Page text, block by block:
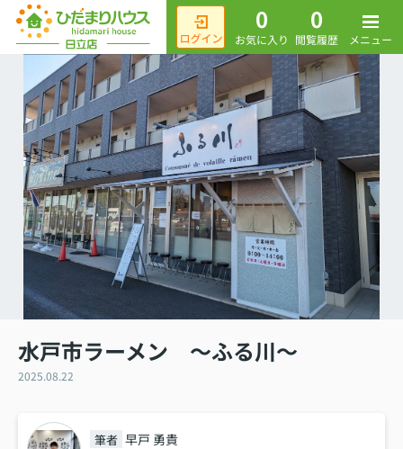
0
お気に入り
0
閲覧履歴 メニュー
水戸市ラーメン ～ふる川～
2025.08.22
筆者 早戸 勇貴